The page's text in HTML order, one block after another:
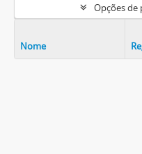
Opções de
Nome